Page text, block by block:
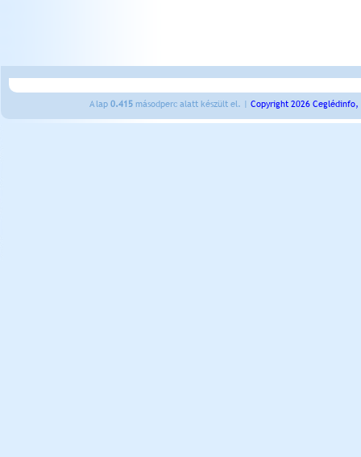
A lap 0.415 másodperc alatt készült el. | Copyright 2026